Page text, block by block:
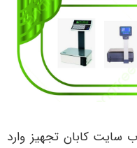
سایت کابان تجهیز وارد